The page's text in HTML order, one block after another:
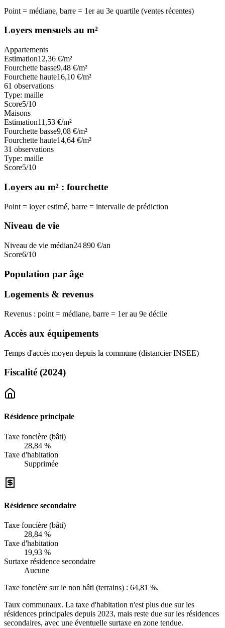
Point = médiane, barre = 1er au 3e quartile (ventes récentes)
Loyers mensuels au m²
Appartements
Estimation12,36 €/m²
Fourchette basse9,48 €/m²
Fourchette haute16,10 €/m²
61 observations
Type: maille
Score5/10
Maisons
Estimation11,53 €/m²
Fourchette basse9,08 €/m²
Fourchette haute14,64 €/m²
31 observations
Type: maille
Score5/10
Loyers au m² : fourchette
Point = loyer estimé, barre = intervalle de prédiction
Niveau de vie
Niveau de vie médian24 890 €/an
Score6/10
Population par âge
Logements & revenus
Revenus : point = médiane, barre = 1er au 9e décile
Accès aux équipements
Temps d'accès moyen depuis la commune (distancier INSEE)
Fiscalité (2024)
Résidence principale
Taxe foncière (bâti)
28,84 %
Taxe d'habitation
Supprimée
Résidence secondaire
Taxe foncière (bâti)
28,84 %
Taxe d'habitation
19,93 %
Surtaxe résidence secondaire
Aucune
Taxe foncière sur le non bâti (terrains) : 64,81 %.
Taux communaux. La taxe d'habitation n'est plus due sur les
résidences principales depuis 2023, mais reste due sur les résidences
secondaires, avec une éventuelle surtaxe en zone tendue.